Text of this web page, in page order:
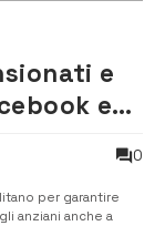
e
e
0
per garantire
anziani anche a